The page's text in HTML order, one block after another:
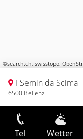
©search.ch, swisstopo,
I Semin da Scima
6500 Bellenz
Tel Wetter